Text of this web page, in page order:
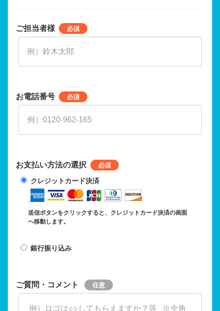
ご担当者様
お電話番号
お支払い方法の選択
クレジットカード決済
送信ボタンをクリックすると、クレジットカード決済の画面
へ移動します。
銀行振り込み
ご質問・コメント